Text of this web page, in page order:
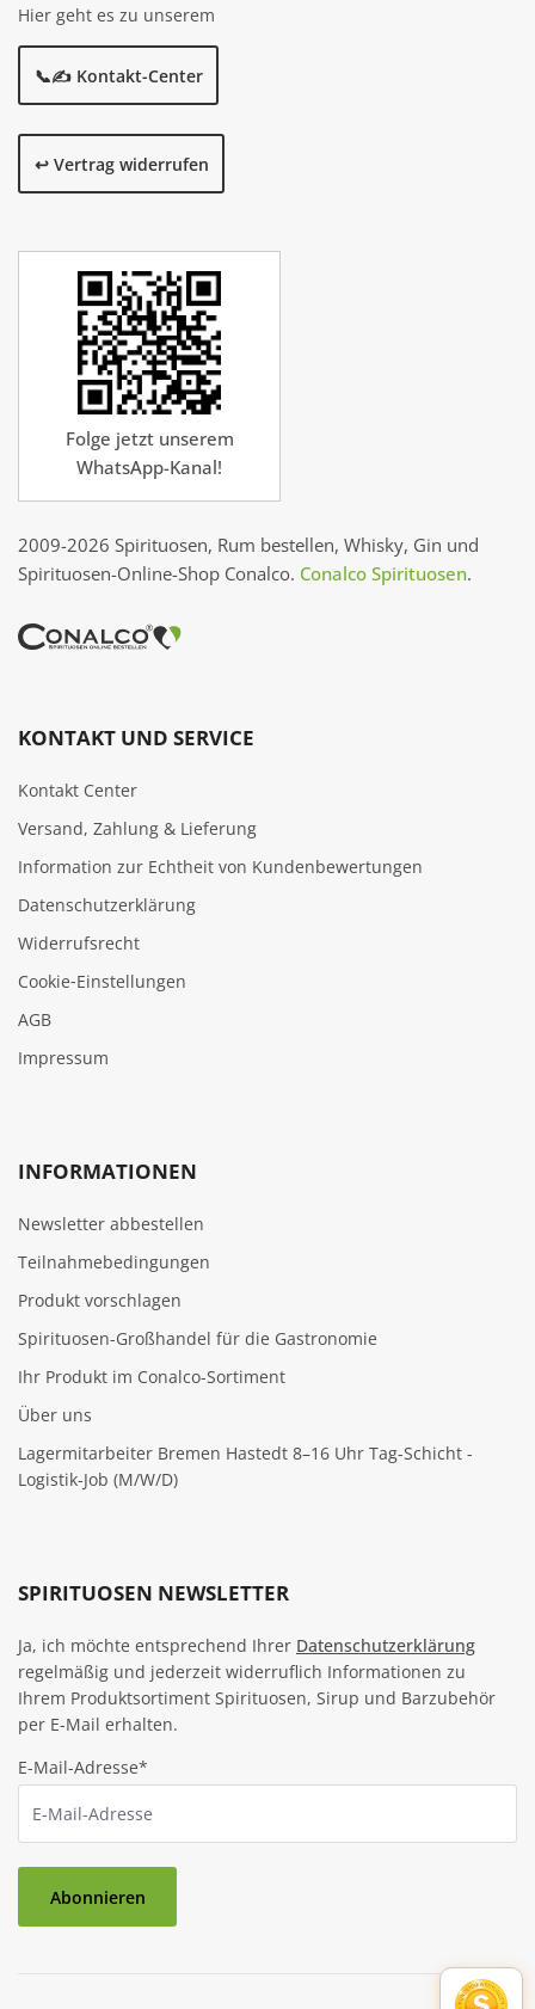
Hier geht es zu unserem
📞✍️ Kontakt-Center
↩️ Vertrag widerrufen
Folge jetzt unserem
WhatsApp-Kanal!
2009-2026 Spirituosen, Rum bestellen, Whisky, Gin und
Spirituosen-Online-Shop Conalco. Conalco Spirituosen.
KONTAKT UND SERVICE
Kontakt Center
Versand, Zahlung & Lieferung
Information zur Echtheit von Kundenbewertungen
Datenschutzerklärung
Widerrufsrecht
Cookie‑Einstellungen
AGB
Impressum
INFORMATIONEN
Newsletter abbestellen
Teilnahmebedingungen
Produkt vorschlagen
Spirituosen-Großhandel für die Gastronomie
Ihr Produkt im Conalco-Sortiment
Über uns
Lagermitarbeiter Bremen Hastedt 8–16 Uhr Tag-Schicht -
Logistik-Job (M/W/D)
SPIRITUOSEN NEWSLETTER
Ja, ich möchte entsprechend Ihrer Datenschutzerklärung
regelmäßig und jederzeit widerruflich Informationen zu
Ihrem Produktsortiment Spirituosen, Sirup und Barzubehör
per E-Mail erhalten.
E-Mail-Adresse*
Abonnieren